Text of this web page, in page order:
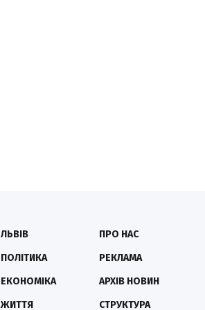
ЛЬВІВ
ПОЛІТИКА
ЕКОНОМІКА
ЖИТТЯ
ПРО НАС
РЕКЛАМА
АРХІВ НОВИН
СТРУКТУРА